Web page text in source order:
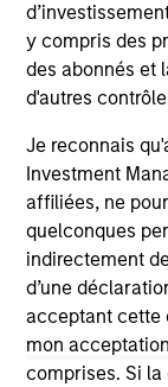
y compris des
des abonnés et
d'autres
Je reconnais
Investment
affiliées, ne
quelconques
indirectement
d’une
acceptant cette
mon
comprises. Si
May not
The
purposes only.
not constitute
solicitation of
jurisdiction in
purchase or
securities,
All investing
Please refer to
information on
considerations.